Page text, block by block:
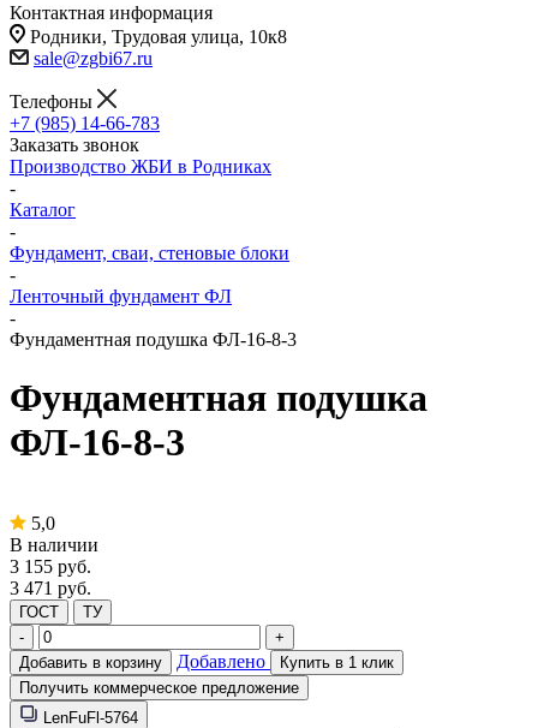
Контактная информация
Родники, Трудовая улица, 10к8
sale@zgbi67.ru
Телефоны
+7 (985) 14-66-783
Заказать звонок
Производство ЖБИ в Родниках
-
Каталог
-
Фундамент, сваи, стеновые блоки
-
Ленточный фундамент ФЛ
-
Фундаментная подушка ФЛ-16-8-3
Фундаментная подушка
ФЛ-16-8-3
5,0
В наличии
3 155 руб.
3 471 руб.
ГОСТ
ТУ
-
+
Добавить в корзину
Добавлено
Купить в 1 клик
Получить коммерческое предложение
LenFuFl-5764